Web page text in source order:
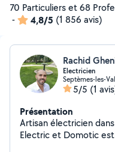
70 Particuliers et 68
-
4,8/5 (1 856 avis)
Electricien
5/5 (1
Présentation
Artisan électricien
Electric et Domotic